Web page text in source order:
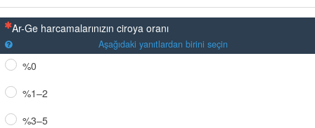
(Bu sorunun yanıtlanması zorunludur)
Ar-Ge harcamalarınızın ciroya oranı
Aşağıdaki yanıtlardan birini seçin
%0
%1–2
%3–5